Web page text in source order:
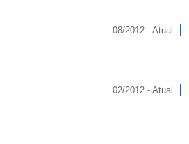
08/2012 - Atual
02/2012 - Atual